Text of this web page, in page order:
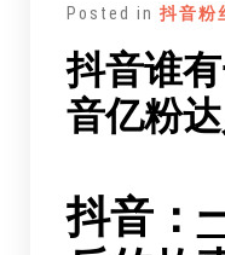
Posted in 抖音粉
抖音谁
音亿粉
抖音：